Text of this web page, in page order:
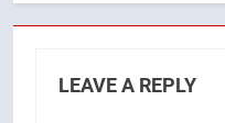
LEAVE A REPLY